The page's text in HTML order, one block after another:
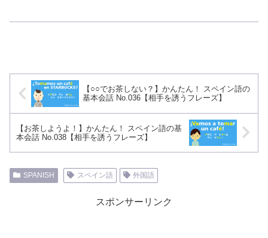
【○○でお茶しない？】かんたん！ スペイン語の
基本会話 No.036【相手を誘うフレーズ】
【お茶しようよ！】かんたん！ スペイン語の基
本会話 No.038【相手を誘うフレーズ】
SPANISH スペイン語 外国語
スポンサーリンク